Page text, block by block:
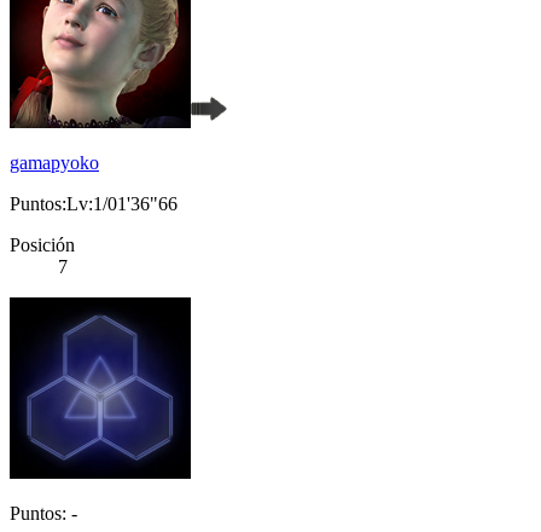
gamapyoko
Puntos:Lv:1/01'36"66
Posición
7
Puntos: -